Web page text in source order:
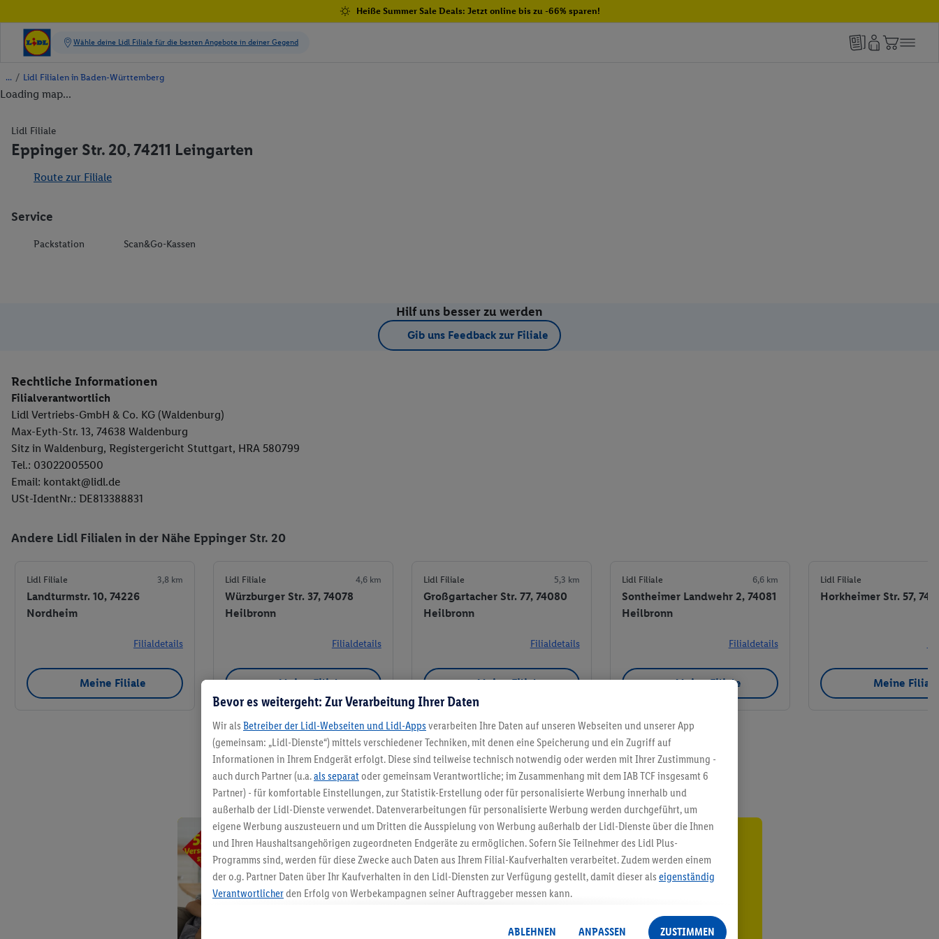
Heiße Summer Sale Deals: Jetzt online bis zu -66% sparen!
/ Lidl Filialen in Baden-Württemberg
Loading map...
Lidl Filiale
Eppinger Str. 20, 74211 Leingarten
Route zur Filiale
Service
Packstation Scan&Go-Kassen
Hilf uns besser zu werden
Gib uns Feedback zur Filiale
Rechtliche Informationen
Filialverantwortlich
Lidl Vertriebs-GmbH & Co. KG (Waldenburg)
Max-Eyth-Str. 13, 74638 Waldenburg
Sitz in Waldenburg, Registergericht Stuttgart, HRA 580799
Tel.: 03022005500
Email: kontakt@lidl.de
USt-IdentNr.: DE813388831
Andere Lidl Filialen in der Nähe Eppinger Str. 20
Lidl Filiale 3,8 km
Landturmstr. 10, 74226
Nordheim
Filialdetails
Meine Filiale
Lidl Filiale 4,6 km
Würzburger Str. 37, 74078
Heilbronn
Filialdetails
Meine Filiale
Lidl Filiale 5,3 km
Großgartacher Str. 77, 74080
Heilbronn
Filialdetails
Meine Filiale
Lidl Filiale 6,6 km
Sontheimer Landwehr 2, 74081
Heilbronn
Filialdetails
Meine Filiale
Lidl Filiale
Horkheimer Str. 57,
Meine
Meine Filiale
5.95 € Versand sparen³²ᵃ
Jetzt zum Newsletter anmelden
Bevor es weitergeht: Zur Verarbeitung Ihrer Daten
Wir als Betreiber der Lidl-Webseiten und Lidl-Apps verarbeiten Ihre Daten auf unseren Webseiten und unserer App
(gemeinsam: „Lidl-Dienste“) mittels verschiedener Techniken, mit denen eine Speicherung und ein Zugriff auf
Informationen in Ihrem Endgerät erfolgt. Diese sind teilweise technisch notwendig oder werden mit Ihrer Zustimmung -
auch durch Partner (u.a.als separat oder gemeinsam Verantwortliche; im Zusammenhang mit dem IAB TCF insgesamt 6
Partner) - für komfortable Einstellungen, zur Statistik-Erstellung oder für personalisierte Werbung innerhalb und
außerhalb der Lidl-Dienste verwendet. Datenverarbeitungen für personalisierte Werbung werden durchgeführt, um
eigene Werbung auszusteuern und um Dritten die Ausspielung von Werbung außerhalb der Lidl-Dienste über die Ihnen
und Ihren Haushaltsangehörigen zugeordneten Endgeräte zu ermöglichen. Sofern Sie Teilnehmer des Lidl Plus-
Programms sind, werden für diese Zwecke auch Daten aus Ihrem Filial-Kaufverhalten verarbeitet. Zudem werden einem
der o.g. Partner Daten über Ihr Kaufverhalten in den Lidl-Diensten zur Verfügung gestellt, damit dieser als eigenständig
Verantwortlicherden Erfolg von Werbekampagnen seiner Auftraggeber messen kann.
angereicherten Profilen. Dies umfasst die Zusammenführung von Daten (z.B. über Ihre Nutzung der Lidl-Dienste, Ihr
ABLEHNEN ANPASSEN ZUSTIMMEN